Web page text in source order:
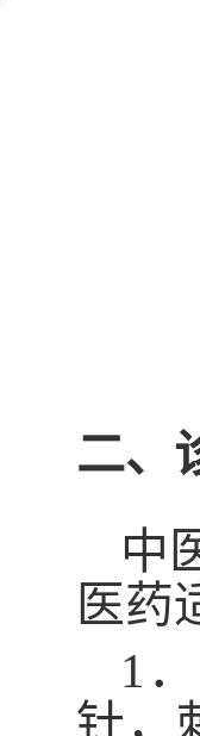
二、
中
医药
1
针，